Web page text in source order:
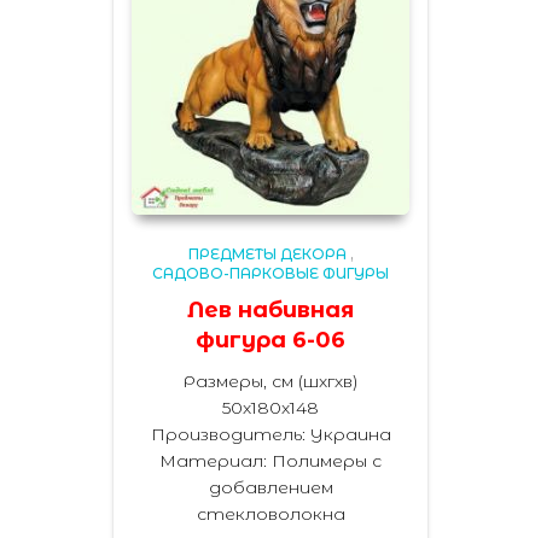
ПРЕДМЕТЫ ДЕКОРА ,
САДОВО-ПАРКОВЫЕ ФИГУРЫ
Лев набивная
фигура 6-06
Размеры, см (шхгхв)
50х180х148
Производитель: Украина
Материал: Полимеры с
добавлением
стекловолокна